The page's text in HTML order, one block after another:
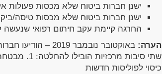
ישנן חברות ביטוח שלא מכסות פעולות
ישנן חברות ביטוח שלא מכסות טיסה/
החרגה קיימת עקב חיתום רפואי
הערה:באוקטובר נובמבר 2019 – הודיעו חברות הביטוח על הפסקת שיווק פוליסות סיעוד פרט.
שתי סיבות מרכזיות הובילו להחלטה: 1. מבטחת המשנה הגדולה בישראל (
כיסוי לפוליסות חדשות